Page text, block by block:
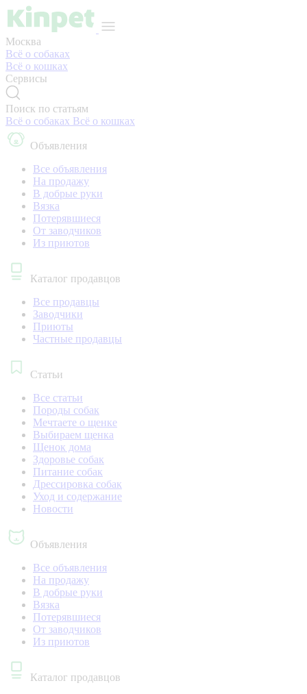
Москва
Всё о собаках
Всё о кошках
Сервисы
Поиск по статьям
Всё о собаках Всё о кошках
Объявления
Все объявления
На продажу
В добрые руки
Вязка
Потерявшиеся
От заводчиков
Из приютов
Каталог продавцов
Все продавцы
Заводчики
Приюты
Частные продавцы
Статьи
Все статьи
Породы собак
Мечтаете о щенке
Выбираем щенка
Щенок дома
Здоровье собак
Питание собак
Дрессировка собак
Уход и содержание
Новости
Объявления
Все объявления
На продажу
В добрые руки
Вязка
Потерявшиеся
От заводчиков
Из приютов
Каталог продавцов